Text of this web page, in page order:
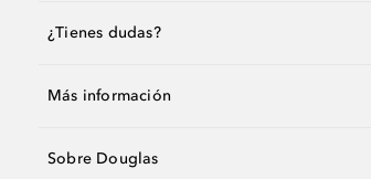
¿Tienes dudas?
Más información
Sobre Douglas